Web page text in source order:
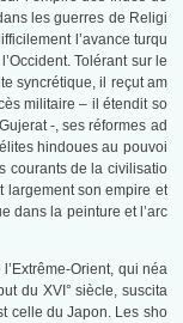
les guerres de Religi
l’avance turqu
Tolérant sur le
syncrétique, il reçut am
militaire – il étendit so
-, ses réformes ad
hindoues au pouvoi
courants de la civilisatio
largement son empire et
dans la peinture et l’arc
Orient, qui néa
du XVI° siècle, suscita
celle du Japon. Les sho